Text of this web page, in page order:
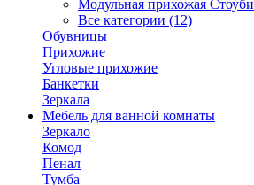
Модульная прихожая Стоуби
Все категории (12)
Обувницы
Прихожие
Угловые прихожие
Банкетки
Зеркала
Мебель для ванной комнаты
Зеркало
Комод
Пенал
Тумба